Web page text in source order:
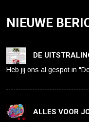
NIEUWE
DE
Heb jij ons al gespot in
ALLES VOOR